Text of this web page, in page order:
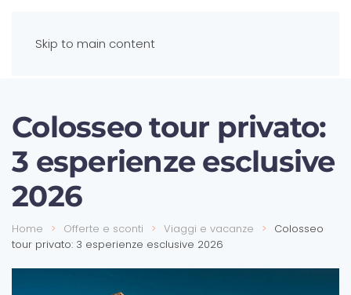
Skip to main content
Colosseo tour privato:
3 esperienze esclusive
2026
Home Offerte e sconti Viaggi e vacanze
Colosseo
tour privato: 3 esperienze esclusive 2026